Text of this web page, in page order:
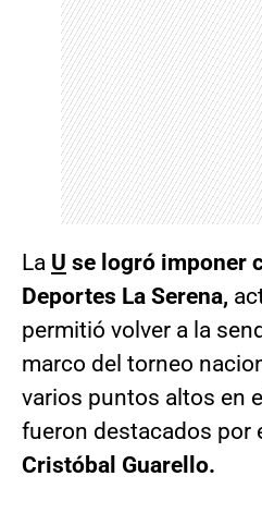
La U se logró imponer
Deportes La Serena,
permitió volver a la
marco del torneo
varios puntos altos en
fueron destacados por
Cristóbal Guarello.